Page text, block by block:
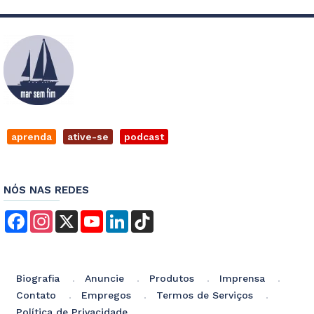
aprenda ative-se podcast
NÓS NAS REDES
FacebookInstagram
X YouTubeLinkedIn
Biografia Anuncie Produtos
Imprensa
Contato
Empregos
Termos de Serviços